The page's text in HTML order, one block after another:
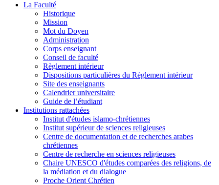
La Faculté
Historique
Mission
Mot du Doyen
Administration
Corps enseignant
Conseil de faculté
Règlement intérieur
Dispositions particulières du Règlement intérieur
Site des enseignants
Calendrier universitaire
Guide de l’étudiant
Institutions rattachées
Institut d'études islamo-chrétiennes
Institut supérieur de sciences religieuses
Centre de documentation et de recherches arabes
chrétiennes
Centre de recherche en sciences religieuses
Chaire UNESCO d'études comparées des religions, de
la médiation et du dialogue
Proche Orient Chrétien